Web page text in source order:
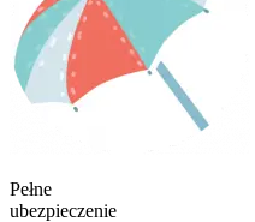
Pełne
ubezpieczenie